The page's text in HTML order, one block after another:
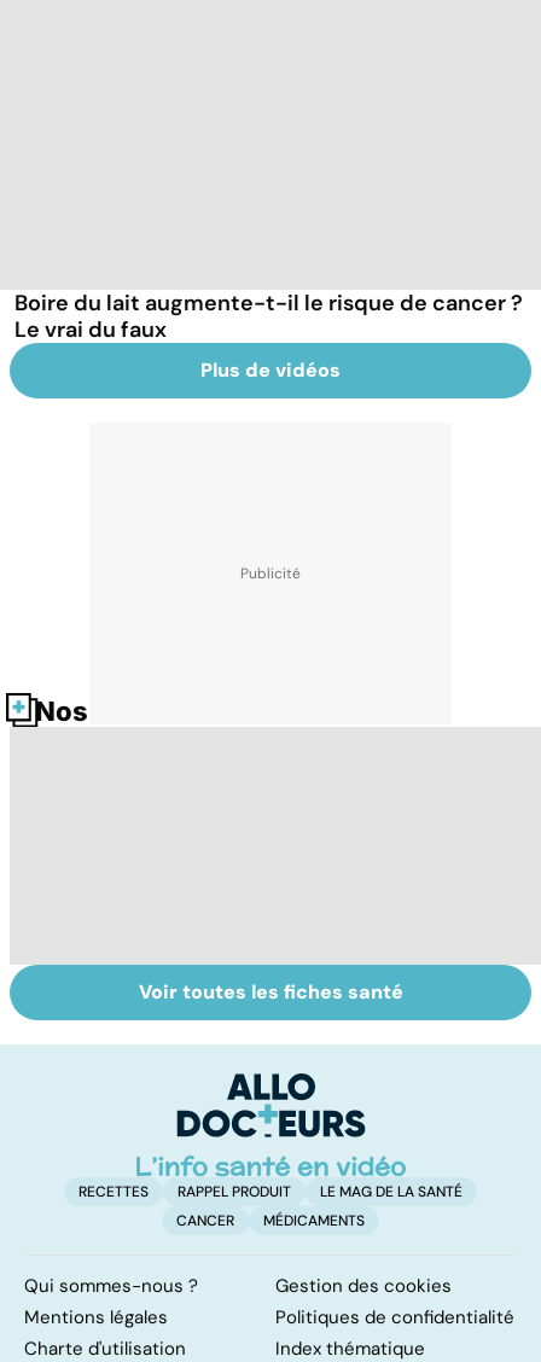
Boire du lait augmente-t-il le risque de cancer ?
Le vrai du faux
Plus de vidéos
Nos fiches santé
HPV : tout savoir
sur les
Gynéco : un suivi
pour la vie
Voir toutes les fiches santé
RECETTES RAPPEL PRODUIT
LE MAG DE LA SANTÉ
CANCER
MÉDICAMENTS
Qui sommes-nous ?
Gestion des cookies
Mentions légales
Politiques de confidentialité
Charte d'utilisation
Index thématique